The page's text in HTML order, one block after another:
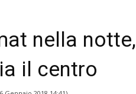
nella notte,
il centro